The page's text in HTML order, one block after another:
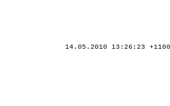
14.05.2010 13:26:23 +1100